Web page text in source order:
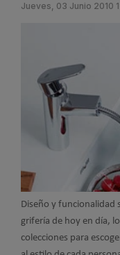
Jueves, 03 Junio 2010
Diseño y funcionalidad
grifería de hoy en día,
colecciones para